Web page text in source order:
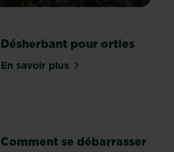
Désherbant pour orties
En savoir plussur Désherbant pour
Comment se débarrasser